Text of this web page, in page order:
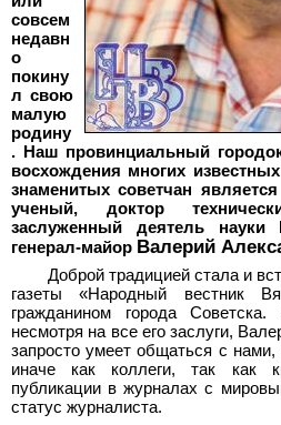
совсем
недавн
о
покину
л свою
малую
родину
. Наш провинциальный
восхождения многих
знаменитых советчан
ученый, доктор
заслуженный деятель науки
генерал-майор Валерий
Доброй традицией стала и
газеты «Народный вестник
гражданином города
несмотря на все его заслуги,
запросто умеет общаться с
иначе как коллеги, так как
публикации в журналах с
статус журналиста.